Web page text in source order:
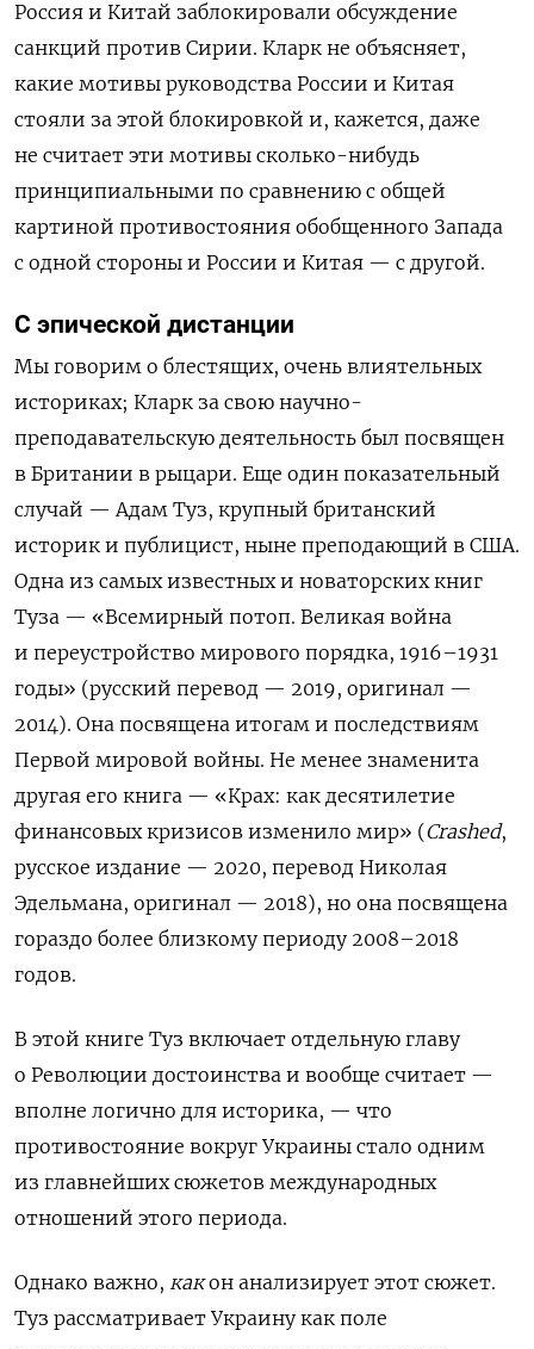
Россия и Китай заблокировали обсуждение
санкций против Сирии. Кларк не объясняет,
какие мотивы руководства России и Китая
стояли за этой блокировкой и, кажется, даже
не считает эти мотивы сколько-нибудь
принципиальными по сравнению с общей
картиной противостояния обобщенного Запада
с одной стороны и России и Китая — с другой.
С эпической дистанции
Мы говорим о блестящих, очень влиятельных
историках; Кларк за свою научно-
преподавательскую деятельность был посвящен
в Британии в рыцари. Еще один показательный
случай — Адам Туз, крупный британский
историк и публицист, ныне преподающий в США.
Одна из самых известных и новаторских книг
Туза — «Всемирный потоп. Великая война
и переустройство мирового порядка, 1916–1931
годы» (русский перевод — 2019, оригинал —
2014). Она посвящена итогам и последствиям
Первой мировой войны. Не менее знаменита
другая его книга — «Крах: как десятилетие
финансовых кризисов изменило мир» (Сrashed,
русское издание — 2020, перевод Николая
Эдельмана, оригинал — 2018), но она посвящена
гораздо более близкому периоду 2008–2018
годов.
В этой книге Туз включает отдельную главу
о Революции достоинства и вообще считает —
вполне логично для историка, — что
противостояние вокруг Украины стало одним
из главнейших сюжетов международных
отношений этого периода.
Однако важно, какон анализирует этот сюжет.
Туз рассматривает Украину как поле